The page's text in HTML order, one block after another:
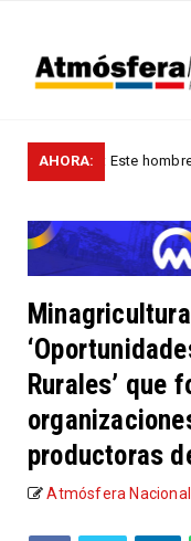
AHORA:
Este hombre
Rurales’ que
productoras
Atmósfera Nacional